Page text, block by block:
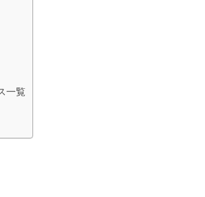
一覧